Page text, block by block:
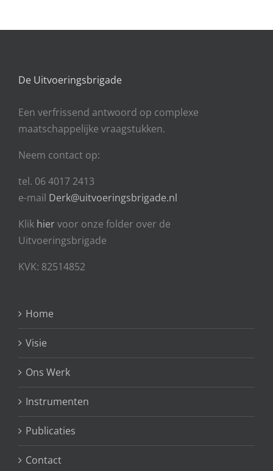
De Uitvoeringsbrigade
Een verfrissend antwoord op complexe
maatschappelijke vraagstukken.
Neem contact op:
tel. 06 4017 2413
e-mail Derk@uitvoeringsbrigade.nl
Klik hiervoor onze folder over de
Uitvoeringsbrigade
KVK: 82514852
Home
Visie
Ons Werk
Instrumenten
Publicaties
Contact